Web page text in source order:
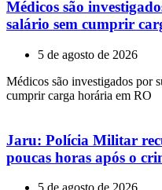
Médicos são
salário sem cumprir
5 de agosto de 2026
Médicos são investigados por
cumprir carga horária em RO
Jaru: Polícia Militar
poucas horas após o